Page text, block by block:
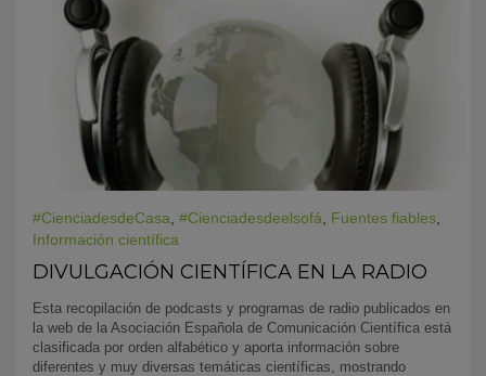
#CienciadesdeCasa #Cienciadesdeelsofá Fuentes fiables
Información científica
DIVULGACIÓN CIENTÍFICA EN LA RADIO
Esta recopilación de podcasts y programas de radio publicados en
la web de la Asociación Española de Comunicación Científica está
clasificada por orden alfabético y aporta información sobre
diferentes y muy diversas temáticas científicas, mostrando